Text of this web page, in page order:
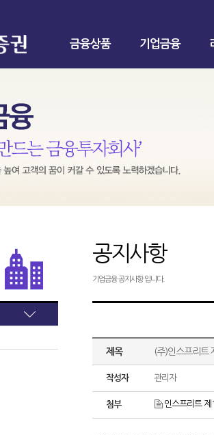
금융상품 기업금융
공지사항
기업금융 공지사항 입니다.
제목 (주)인스프리트
작성자 관리자
첨부 인스프리트